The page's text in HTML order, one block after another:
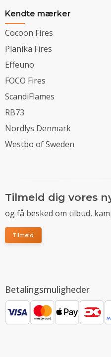
Kendte mærker
Cocoon Fires
Planika Fires
Effeuno
FOCO Fires
ScandiFlames
RB73
Nordlys Denmark
Westbo of Sweden
Tilmeld dig vores
og få besked om tilbud,
Tilmeld
Betalingsmuligheder